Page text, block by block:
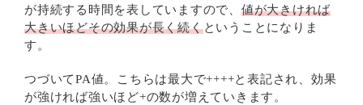
が持続する時間を表していますので、 値が大きければ
大きいほどその効果が長く続くということになりま
す。
つづいてPA値。こちらは最大で++++と表記され、効果
が強ければ強いほど+の数が増えていきます。